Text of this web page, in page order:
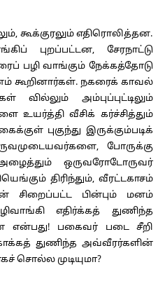
கூக்குரலும் எதிரொலித்தன.
புறப்பட்டன, சேரநாட்டு
பழி வாங்கும் நேக்கத்தோடு
கூறினார்கள். நகரைக் காவல்
வில்லும் அம்புப்புட்டிலும்
உயர்த்தி வீசிக் கர்ச்சித்தும்
புகுந்து இருக்கும்படிக்
போருக்கு
ஒருவரோடோருவர்
திரிந்தும், வீரட்டகாசம்
பின்பும் மனம்
எதிர்க்கத் துணிந்த
பகைவர் படை சீறி
துணிந்த அவ்வீரர்களின்
சொல்ல முடியுமா?